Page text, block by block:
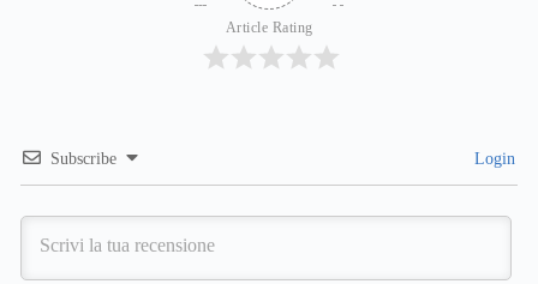
Article Rating
Subscribe Login